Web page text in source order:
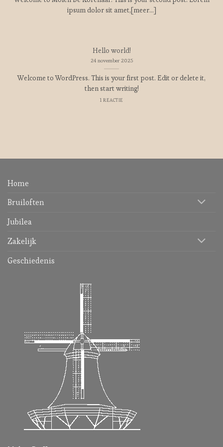
ipsum dolor sit amet,[meer...]
Hello world!
24 november 2025
Welcome to WordPress. This is your first post. Edit or delete it,
then start writing!
1 REACTIE
Home
Bruiloften
Jubilea
Zakelijk
Geschiedenis